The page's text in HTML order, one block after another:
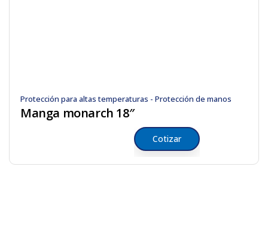
Protección para altas temperaturas - Protección de manos
Manga monarch 18″
Cotizar